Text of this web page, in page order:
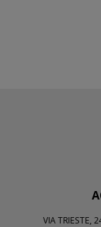
VIA TRIESTE,